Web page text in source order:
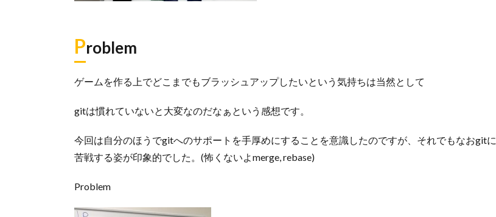
Problem
ゲームを作る上でどこまでもブラッシュアップしたいという気持ちは当然として
gitは慣れていないと大変なのだなぁという感想です。
今回は自分のほうでgitへのサポートを手厚めにすることを意識したのですが、それでもなおgitに
苦戦する姿が印象的でした。(怖くないよmerge, rebase)
Problem